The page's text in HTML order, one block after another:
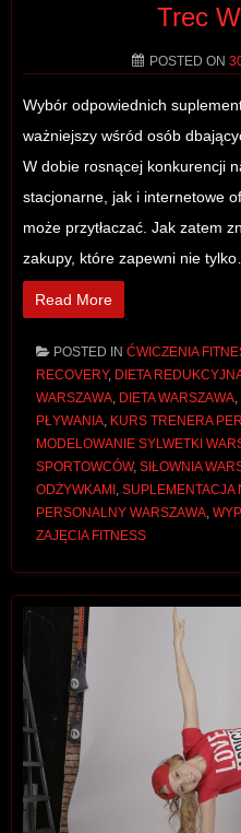
Trec
POSTED ON
Wybór odpowiednich
ważniejszy wśród osób
W dobie rosnącej konkurencji
stacjonarne, jak i internetowe
może przytłaczać. Jak zatem
zakupy, które zapewni nie
Read More
POSTED IN ĆWICZENIA
RECOVERY, DIETA
WARSZAWA, DIETA WARSZAWA,
PŁYWANIA, KURS TRENERA
MODELOWANIE SYLWETKI
SPORTOWCÓW, SIŁOWNIA
ODŻYWKAMI , SUPLEMENTACJA
PERSONALNY WARSZAWA,
ZAJĘCIA FITNESS